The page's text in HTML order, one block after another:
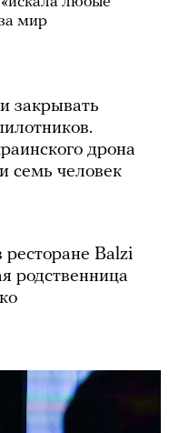
мир
закрывать
дрона
семь человек
ресторане Balzi
родственница